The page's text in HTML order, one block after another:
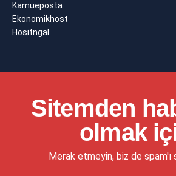
Kamueposta
Ekonomikhost
Hositngal
Sitemden
olmak
Merak etmeyin, biz de spam'ı